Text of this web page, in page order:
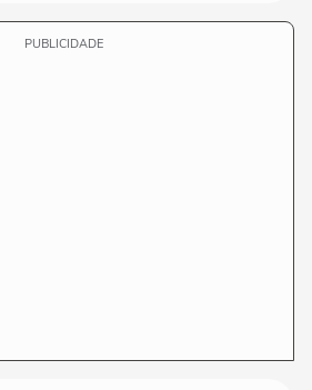
PUBLICIDADE